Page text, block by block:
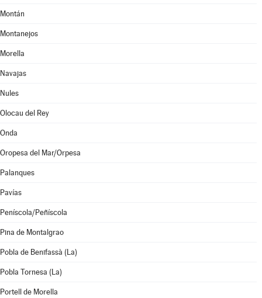
Montán
Montanejos
Morella
Navajas
Nules
Olocau del Rey
Onda
Oropesa del Mar/Orpesa
Palanques
Pavías
Peníscola/Peñíscola
Pina de Montalgrao
Pobla de Benifassà (La)
Pobla Tornesa (La)
Portell de Morella